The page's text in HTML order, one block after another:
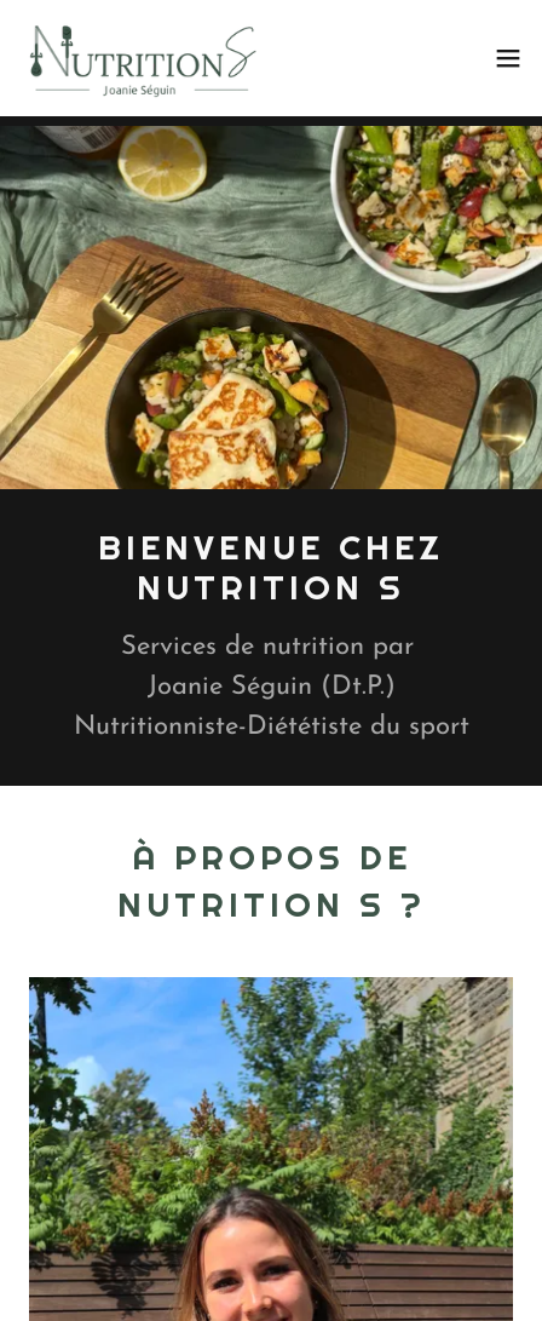
BIENVENUE CHEZ
Services de nutrition par
Joanie Séguin (Dt.P.)
Nutritionniste-Diététiste du sport
À PROPOS DE
NUTRITION S ?